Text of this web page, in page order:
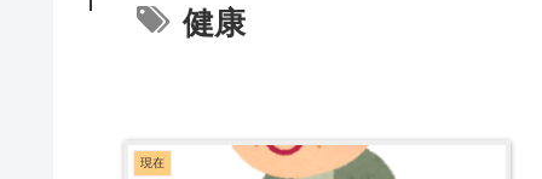
健康
現在